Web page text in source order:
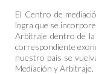
El Centro de
logra que se
Arbitraje dentro de
correspondiente
nuestro país se
Mediación y Arbitraje.